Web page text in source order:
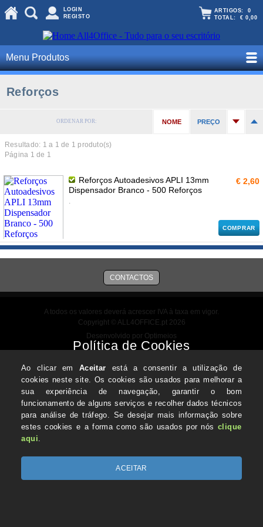
LOGIN
REGISTO
ARTIGOS: 0
TOTAL: € 0,00
Menu Produtos
Reforços
ORDENAR POR: NOME PREÇO
Resultado: 1 a 1 de 1 produto(s)
Página 1 de 1
Reforços Autoadesivos APLI 13mm
Dispensador Branco - 500 Reforços
.
€ 2,60
COMPRAR
CONTACTOS
A todos os valores deverá acrescer IVA à taxa em vigor.
Copyright © ALL4OFFICE.pt 2026
Desenvolvido por Optimeios